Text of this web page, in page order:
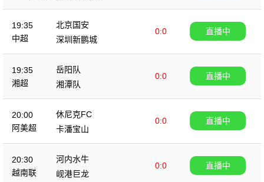
19:35
中超
北京国安
0:0
深圳新鹏城
直播中
19:35
湘超
岳阳队
0:0
湘潭队
直播中
20:00
阿美超
休尼克FC
0:0
卡潘宝山
直播中
20:30
越南联
河内水牛
0:0
岘港巨龙
直播中